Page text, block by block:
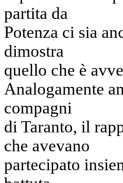
partita da
Potenza ci sia
dimostra
quello che è
Analogamente
compagni
di Taranto, il
che avevano
partecipato